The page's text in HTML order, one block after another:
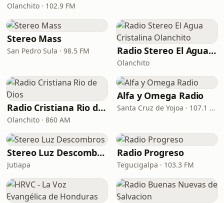
Olanchito · 102.9 FM
Stereo Mass
San Pedro Sula · 98.5 FM Radio Stereo El Agua Cristalina Olanchito
Olanchito
Radio Cristiana Rio de Dios
Olanchito · 860 AM
Alfa y Omega Radio
Santa Cruz de Yojoa · 107.1 FM
Stereo Luz Descombros
Jutiapa
Radio Progreso
Tegucigalpa · 103.3 FM